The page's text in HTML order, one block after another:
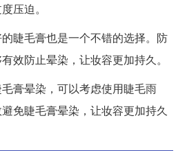
压迫。
睫毛膏也是一个不错的选择。防
效防止晕染，让妆容更加持久。
膏晕染，可以考虑使用睫毛雨
免睫毛膏晕染，让妆容更加持久